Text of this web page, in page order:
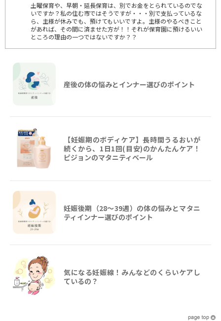
土曜保育や、早朝・延長保育は、別でお金をとられているのでな
いですか？私の住む市ではそうですが・・・別で支払っているな
ら、主様が休みでも、預けてもいいですよ。主様のやるべきこと
があれば、その間に済ませた方が！！それが保育園に預けるいい
ところの理由の一つではないですか？？
産後の体の悩みとインナー選びのポイント
【妊娠期のボディケア】長時間うるおいが
続くから、1日1回(目安)のかんたんケア！
ピジョンのマタニティベール
妊娠後期（28〜39週）の体の悩みとマタニ
ティインナー選びのポイント
気になる妊娠線！みんなどのくらいケアし
ているの？